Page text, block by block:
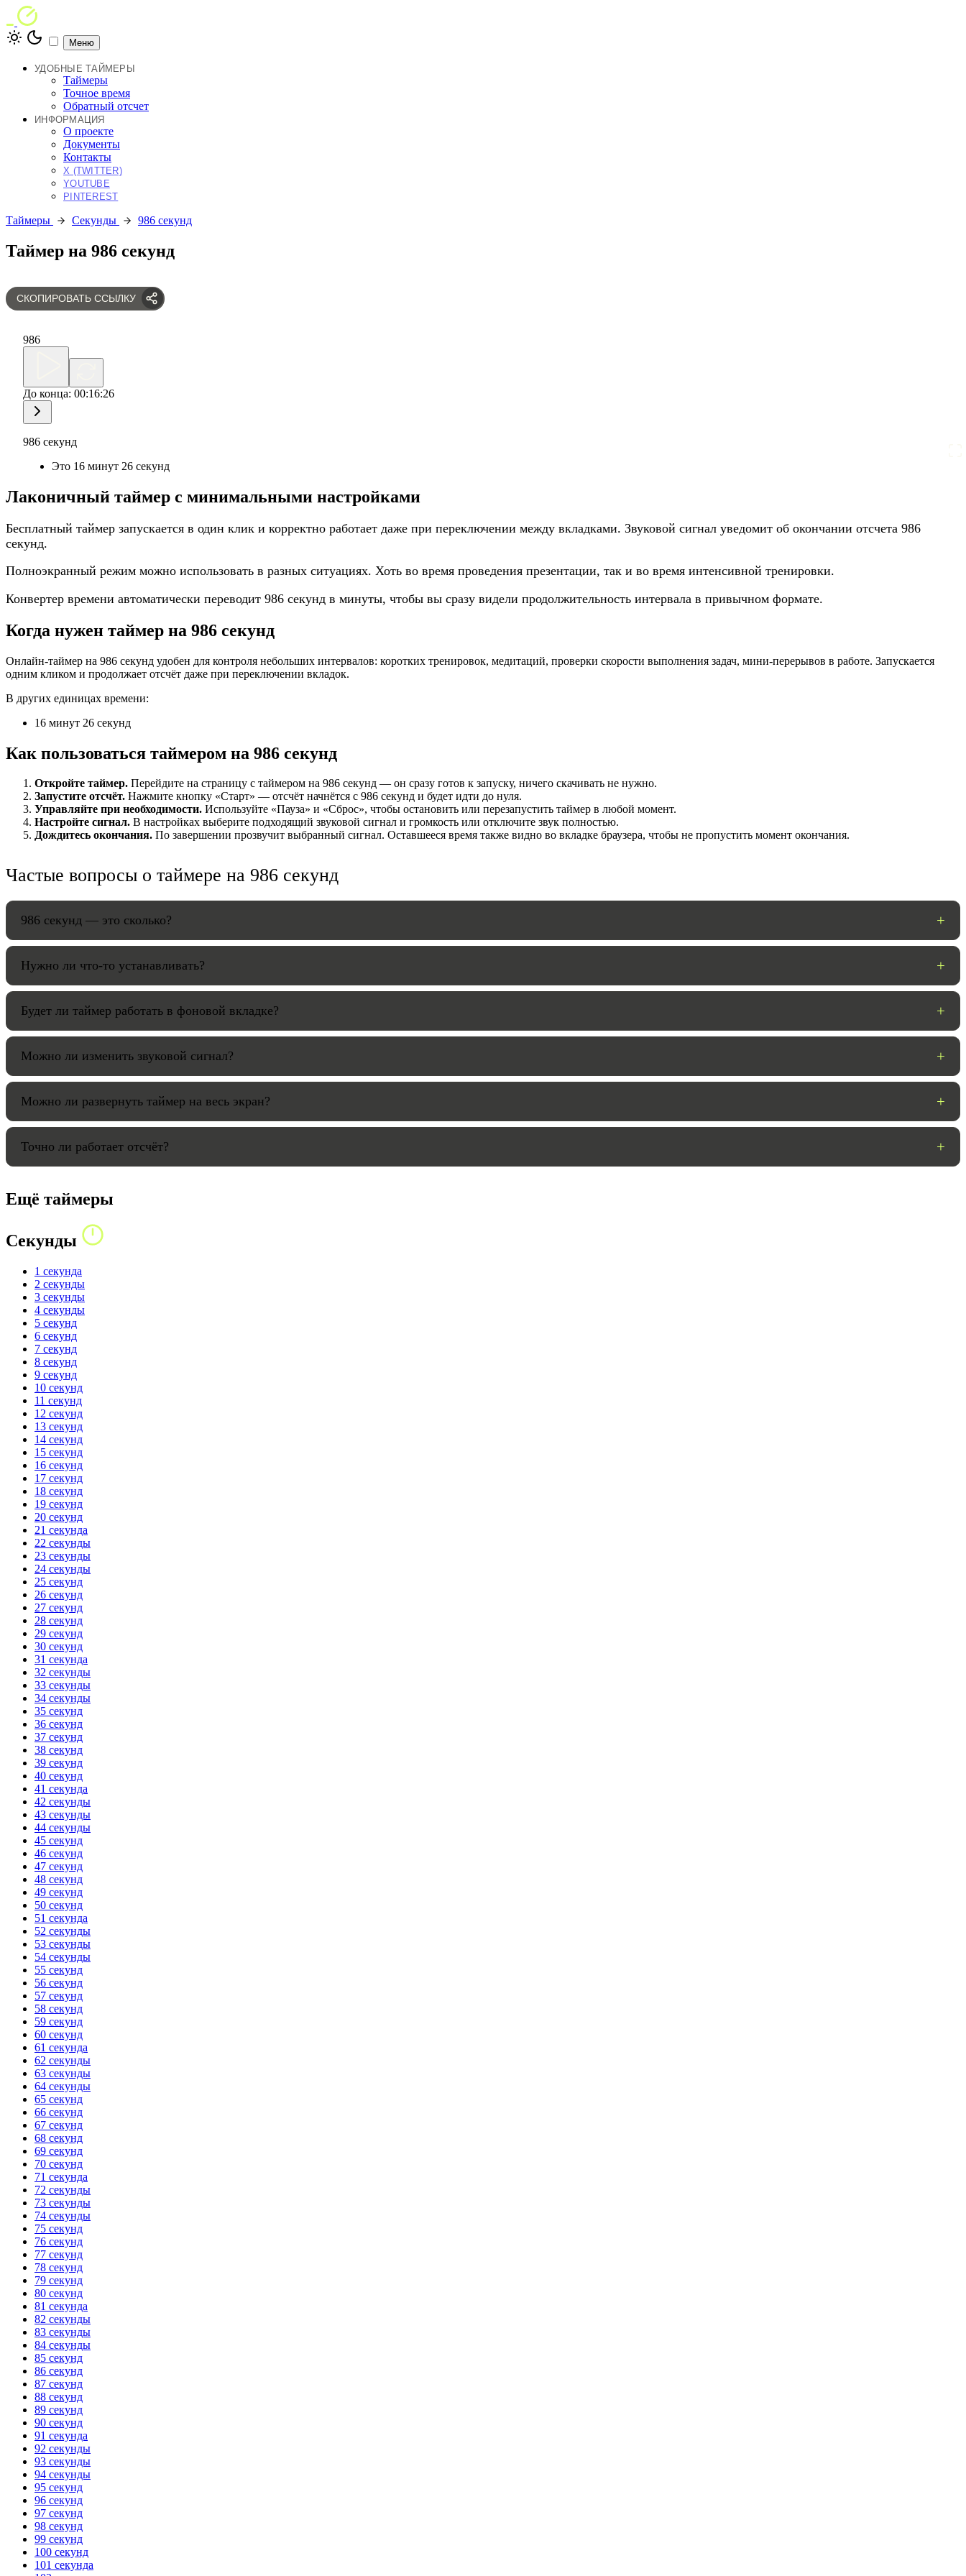
Меню
УДОБНЫЕ ТАЙМЕРЫ
Таймеры
Точное время
Обратный отсчет
ИНФОРМАЦИЯ
О проекте
Документы
Контакты
X (TWITTER)
YOUTUBE
PINTEREST
Таймеры Секунды 986 секунд
Таймер на 986 секунд
СКОПИРОВАТЬ ССЫЛКУ
986
До конца: 00:16:26
986 секунд
Это 16 минут 26 секунд
НАСТРОЙКИ
Громкость:
HANDY TIMERS
Лаконичный таймер с минимальными настройками
Бесплатный таймер запускается в один клик и корректно работает даже при переключении между вкладками. Звуковой сигнал уведомит об окончании отсчета 986
секунд.
Полноэкранный режим можно использовать в разных ситуациях. Хоть во время проведения презентации, так и во время интенсивной тренировки.
Конвертер времени автоматически переводит 986 секунд в минуты, чтобы вы сразу видели продолжительность интервала в привычном формате.
Когда нужен таймер на 986 секунд
Онлайн-таймер на 986 секунд удобен для контроля небольших интервалов: коротких тренировок, медитаций, проверки скорости выполнения задач, мини-перерывов в работе. Запускается
одним кликом и продолжает отсчёт даже при переключении вкладок.
В других единицах времени:
16 минут 26 секунд
Как пользоваться таймером на 986 секунд
Откройте таймер. Перейдите на страницу с таймером на 986 секунд — он сразу готов к запуску, ничего скачивать не нужно.
Запустите отсчёт. Нажмите кнопку «Старт» — отсчёт начнётся с 986 секунд и будет идти до нуля.
Управляйте при необходимости. Используйте «Пауза» и «Сброс», чтобы остановить или перезапустить таймер в любой момент.
Настройте сигнал. В настройках выберите подходящий звуковой сигнал и громкость или отключите звук полностью.
Дождитесь окончания. По завершении прозвучит выбранный сигнал. Оставшееся время также видно во вкладке браузера, чтобы не пропустить момент окончания.
Частые вопросы о таймере на 986 секунд
986 секунд — это сколько?
Нужно ли что-то устанавливать?
Будет ли таймер работать в фоновой вкладке?
Можно ли изменить звуковой сигнал?
Можно ли развернуть таймер на весь экран?
Точно ли работает отсчёт?
Ещё таймеры
Секунды
1 секунда
2 секунды
3 секунды
4 секунды
5 секунд
6 секунд
7 секунд
8 секунд
9 секунд
10 секунд
11 секунд
12 секунд
13 секунд
14 секунд
15 секунд
16 секунд
17 секунд
18 секунд
19 секунд
20 секунд
21 секунда
22 секунды
23 секунды
24 секунды
25 секунд
26 секунд
27 секунд
28 секунд
29 секунд
30 секунд
31 секунда
32 секунды
33 секунды
34 секунды
35 секунд
36 секунд
37 секунд
38 секунд
39 секунд
40 секунд
41 секунда
42 секунды
43 секунды
44 секунды
45 секунд
46 секунд
47 секунд
48 секунд
49 секунд
50 секунд
51 секунда
52 секунды
53 секунды
54 секунды
55 секунд
56 секунд
57 секунд
58 секунд
59 секунд
60 секунд
61 секунда
62 секунды
63 секунды
64 секунды
65 секунд
66 секунд
67 секунд
68 секунд
69 секунд
70 секунд
71 секунда
72 секунды
73 секунды
74 секунды
75 секунд
76 секунд
77 секунд
78 секунд
79 секунд
80 секунд
81 секунда
82 секунды
83 секунды
84 секунды
85 секунд
86 секунд
87 секунд
88 секунд
89 секунд
90 секунд
91 секунда
92 секунды
93 секунды
94 секунды
95 секунд
96 секунд
97 секунд
98 секунд
99 секунд
100 секунд
101 секунда